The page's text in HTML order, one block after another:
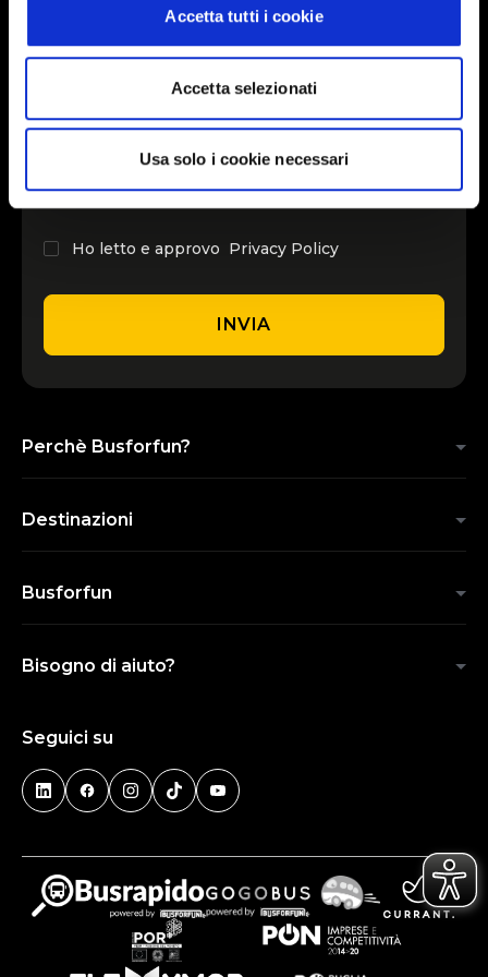
Accetta tutti i cookie
Accetta selezionati
Usa solo i cookie necessari
INSERISCI IL TUO NOME
Ho letto e approvo Privacy Policy
INVIA
Perchè Busforfun?
Destinazioni
Busforfun
Bisogno di aiuto?
Seguici su